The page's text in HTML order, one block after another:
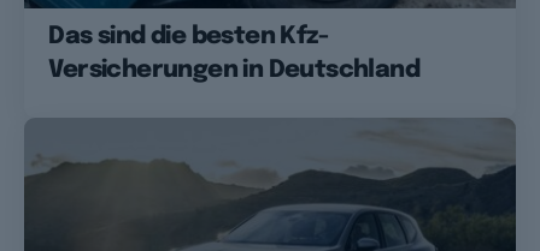
Das sind die besten Kfz-
Versicherungen in Deutschland